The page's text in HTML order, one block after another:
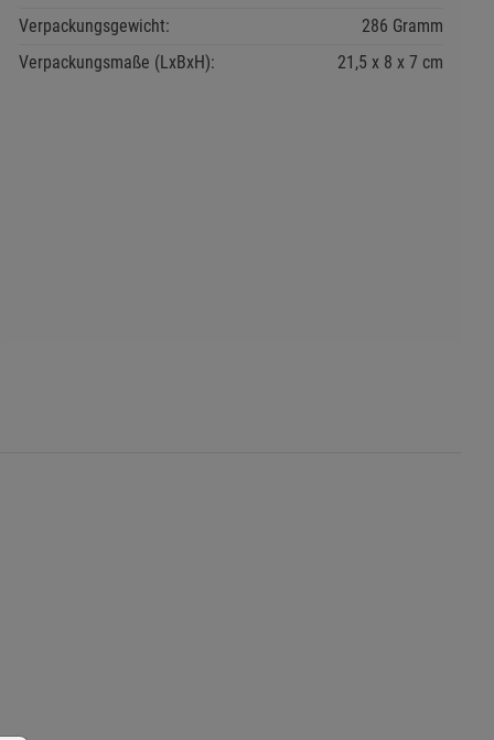
Verpackungsgewicht:
286 Gramm
Verpackungsmaße (LxBxH):
21,5 8 7 cm